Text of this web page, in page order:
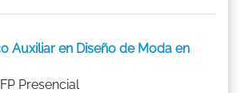
Auxiliar en Diseño de Moda en
Presencial